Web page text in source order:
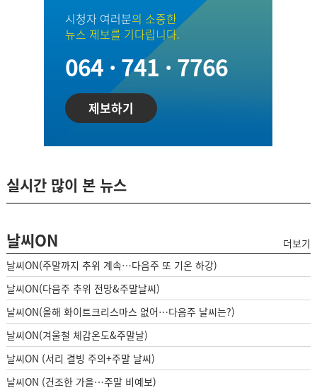
시청자 여러분의 소중한
뉴스 제보를 기다립니다.
064 · 741 · 7766
제보하기
실시간 많이 본 뉴스
날씨ON
더보기
날씨ON(주말까지 추위 계속…다음주 또 기온 하강)
날씨ON(다음주 추위 전망&주말날씨)
날씨ON(올해 화이트크리스마스 없어…다음주 날씨는?)
날씨ON(겨울철 체감온도&주말날)
날씨ON (서리 결빙 주의+주말 날씨)
날씨ON (건조한 가을…주말 비예보)